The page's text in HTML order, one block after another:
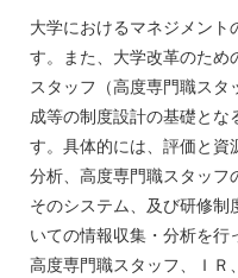
大学におけるマネジメント
す。また、大学改革のため
スタッフ（高度専門職ス
成等の制度設計の基礎とな
す。具体的には、評価と資
分析、高度専門職スタッフ
そのシステム、及び研修制
いての情報収集・分析を行
高度専門職スタッフ、ＩＲ